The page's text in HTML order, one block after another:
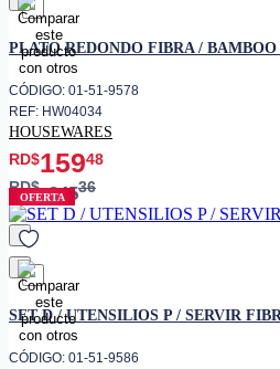
favorito
PLATO REDONDO FIBRA /
CÓDIGO: 01-51-9578
REF: HW04034
HOUSEWARES
RD$15948
RD$24536
OFERTA
favorito
SET D / UTENSILIOS P / SERVIR
CÓDIGO: 01-51-9586